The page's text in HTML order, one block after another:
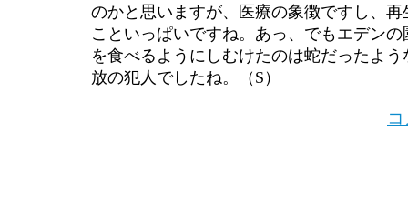
のかと思いますが、医療の象徴ですし、
こといっぱいですね。あっ、でもエデン
を食べるようにしむけたのは蛇だったよ
放の犯人でしたね。（S）